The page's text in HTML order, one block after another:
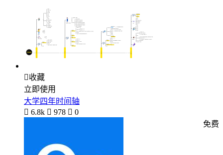
收藏
立即使用
大学四年时间轴
 6.8k  978  0
免费